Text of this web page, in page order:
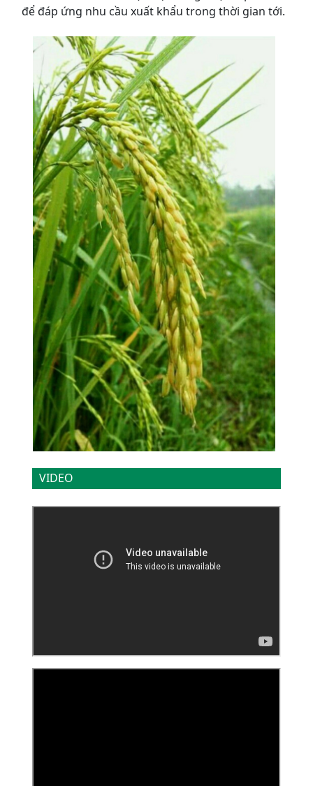
để đáp ứng nhu cầu xuất khẩu trong thời gian tới.
VIDEO